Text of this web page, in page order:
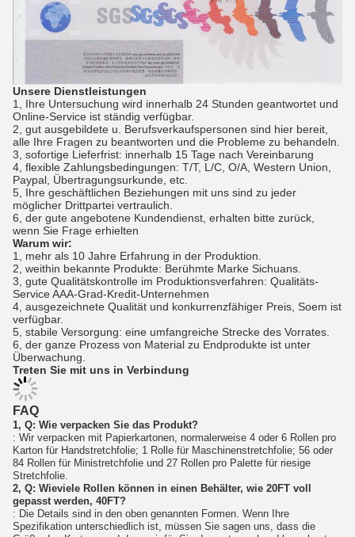
Unsere Dienstleistungen
1, Ihre Untersuchung wird innerhalb 24 Stunden geantwortet und
Online-Service ist ständig verfügbar.
2, gut ausgebildete u. Berufsverkaufspersonen sind hier bereit,
alle Ihre Fragen zu beantworten und die Probleme zu behandeln.
3, sofortige Lieferfrist: innerhalb 15 Tage nach Vereinbarung
4, flexible Zahlungsbedingungen: T/T, L/C, O/A, Western Union,
Paypal, Übertragungsurkunde, etc.
5, Ihre geschäftlichen Beziehungen mit uns sind zu jeder
möglicher Drittpartei vertraulich.
6, der gute angebotene Kundendienst, erhalten bitte zurück,
wenn Sie Frage erhielten
Warum wir:
1, mehr als 10 Jahre Erfahrung in der Produktion.
2, weithin bekannte Produkte: Berühmte Marke Sichuans.
3, gute Qualitätskontrolle im Produktionsverfahren: Qualitäts-
Service AAA-Grad-Kredit-Unternehmen
4, ausgezeichnete Qualität und konkurrenzfähiger Preis, Soem ist
verfügbar.
5, stabile Versorgung: eine umfangreiche Strecke des Vorrates.
6, der ganze Prozess von Material zu Endprodukte ist unter
Überwachung.
Treten Sie mit uns in Verbindung
FAQ
1, Q: Wie verpacken Sie das Produkt?
: Wir verpacken mit Papierkartonen, normalerweise 4 oder 6 Rollen pro
Karton für Handstretchfolie; 1 Rolle für Maschinenstretchfolie; 56 oder
84 Rollen für Ministretchfolie und 27 Rollen pro Palette für riesige
Stretchfolie.
2, Q: Wieviele Rollen können in einen Behälter, wie 20FT voll
gepasst werden, 40FT?
: Die Details sind in den oben genannten Formen. Wenn Ihre
Spezifikation unterschiedlich ist, müssen Sie sagen uns, dass die